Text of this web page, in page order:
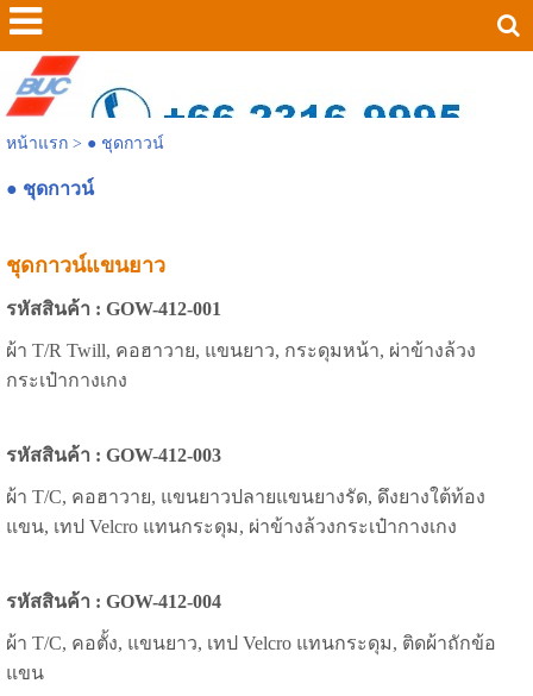
หน้าแรก> ● ชุดกาวน์
● ชุดกาวน์
ชุดกาวน์แขนยาว
รหัสสินค้า : GOW-412-001
ผ้า T/R Twill, คอฮาวาย, แขนยาว, กระดุมหน้า, ผ่าข้างล้วง
กระเป๋ากางเกง
รหัสสินค้า : GOW-412-003
ผ้า T/C, คอฮาวาย, แขนยาวปลายแขนยางรัด, ดึงยางใต้ท้อง
แขน, เทป Velcro แทนกระดุม, ผ่าข้างล้วงกระเป๋ากางเกง
รหัสสินค้า : GOW-412-004
ผ้า T/C, คอตั้ง, แขนยาว, เทป Velcro แทนกระดุม, ติดผ้าถักข้อ
แขน